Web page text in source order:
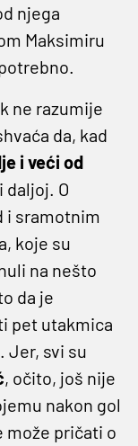
njega
Maksimiru
ne razumije
da, kad
i veći od
daljoj. O
i sramotnim
koje su
na nešto
da je
pet utakmica
Jer, svi su
, očito, još nije
nakon gol
može pričati o